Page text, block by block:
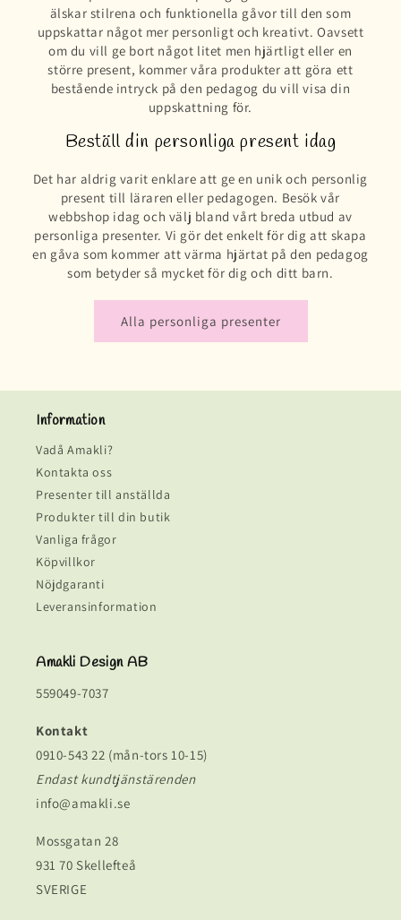
älskar stilrena och funktionella gåvor till den som
uppskattar något mer personligt och kreativt. Oavsett
om du vill ge bort något litet men hjärtligt eller en
större present, kommer våra produkter att göra ett
bestående intryck på den pedagog du vill visa din
uppskattning för.
Beställ din personliga present idag
Det har aldrig varit enklare att ge en unik och personlig
present till läraren eller pedagogen. Besök vår
webbshop idag och välj bland vårt breda utbud av
personliga presenter. Vi gör det enkelt för dig att skapa
en gåva som kommer att värma hjärtat på den pedagog
som betyder så mycket för dig och ditt barn.
Alla personliga presenter
Information
Vadå Amakli?
Kontakta oss
Presenter till anställda
Produkter till din butik
Vanliga frågor
Köpvillkor
Nöjdgaranti
Leveransinformation
Amakli Design AB
559049-7037
Kontakt
0910-543 22 (mån-tors 10-15)
Endast kundtjänstärenden
info@amakli.se
Mossgatan 28
931 70 Skellefteå
SVERIGE